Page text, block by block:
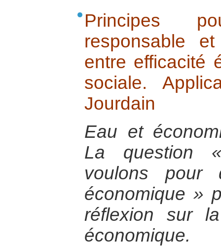
Principes
responsable
entre efficacité
sociale.
Jourdain
Eau et
La question
voulons pour
économique »
réflexion sur
économique.